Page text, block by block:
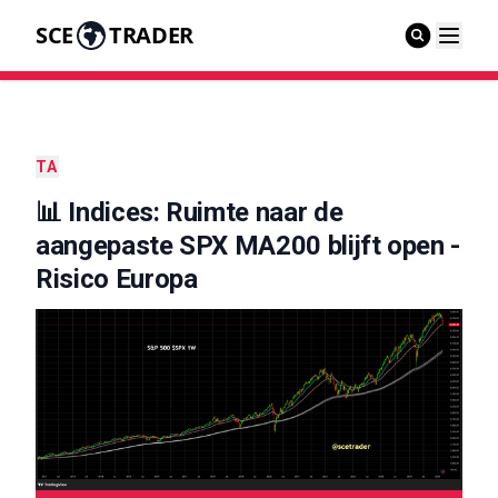
SCE TRADER
TA
📊 Indices: Ruimte naar de
aangepaste SPX MA200 blijft open -
Risico Europa